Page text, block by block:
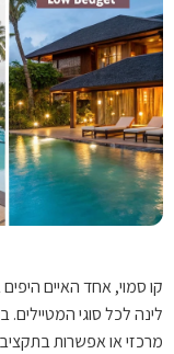
קו סמוי, אחד האיים
לינה לכל סוגי
מרכזי או אפשרות